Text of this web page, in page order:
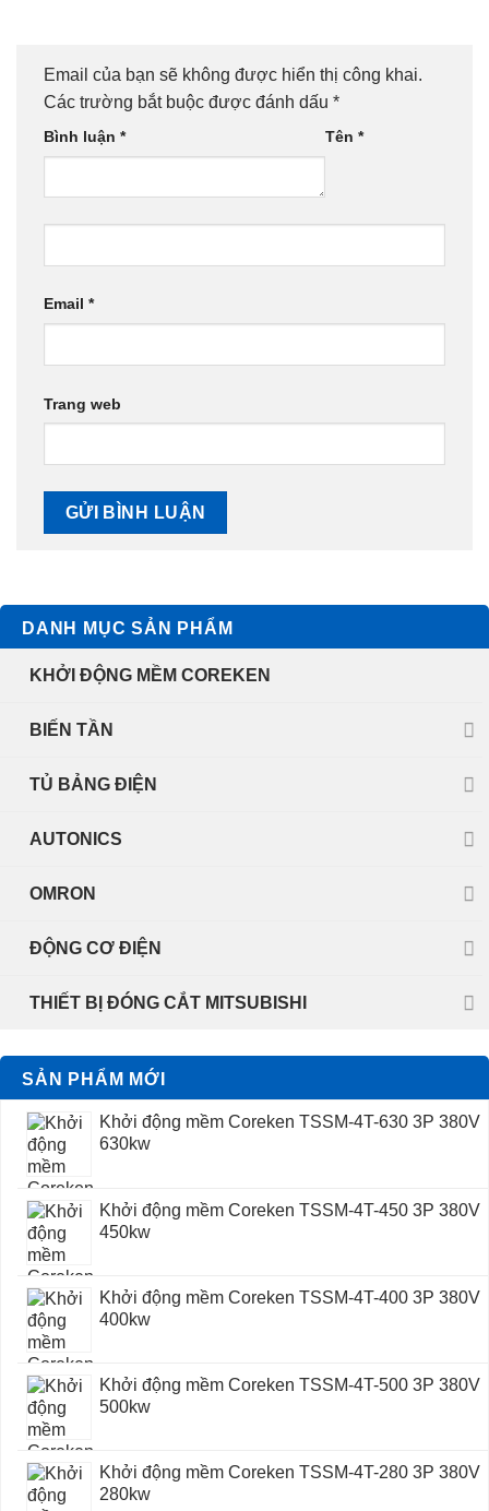
Email của bạn sẽ không được hiển thị công khai.
Các trường bắt buộc được đánh dấu *
Bình luận * Tên *
Email *
Trang web
DANH MỤC SẢN PHẨM
KHỞI ĐỘNG MỀM COREKEN
BIẾN TẦN
TỦ BẢNG ĐIỆN
AUTONICS
OMRON
ĐỘNG CƠ ĐIỆN
THIẾT BỊ ĐÓNG CẮT MITSUBISHI
SẢN PHẨM MỚI
Khởi động mềm Coreken TSSM-4T-630 3P 380V
630kw
Khởi động mềm Coreken TSSM-4T-450 3P 380V
450kw
Khởi động mềm Coreken TSSM-4T-400 3P 380V
400kw
Khởi động mềm Coreken TSSM-4T-500 3P 380V
500kw
Khởi động mềm Coreken TSSM-4T-280 3P 380V
280kw